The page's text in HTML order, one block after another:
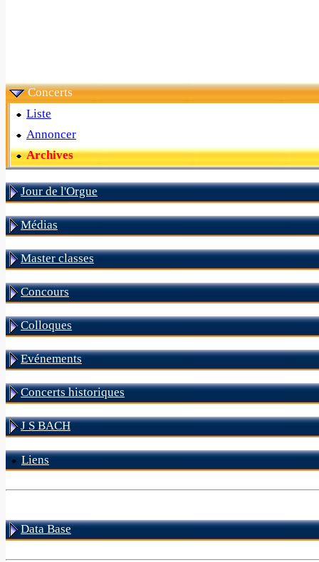
Concerts
Liste
Annoncer
Archives
Jour de l'Orgue
Médias
Master classes
Concours
Colloques
Evénements
Concerts historiques
J S BACH
Liens
Data Base